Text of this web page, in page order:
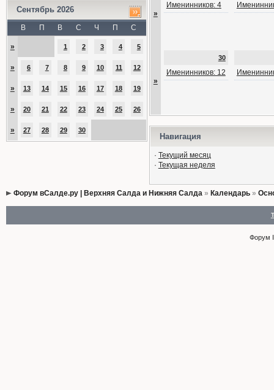
Сентябрь 2026
В П В С Ч П С
» 1 2 3 4 5
» 6 7 8 9 10 11 12
» 13 14 15 16 17 18 19
» 20 21 22 23 24 25 26
» 27 28 29 30
»
Именинников: 4
»
30
Именинников: 12
Навигация
· Текущий месяц
· Текущая неделя
Форум вСалде.ру | Верхняя Салда и Нижняя Салда» Календарь»
Форум